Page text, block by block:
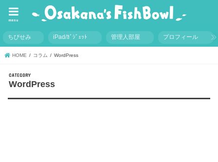
menu
ちびせみ iPad/ｶﾞｼﾞｪｯﾄ 管理人部屋 プロフィール
HOME コラム WordPress
WordPress